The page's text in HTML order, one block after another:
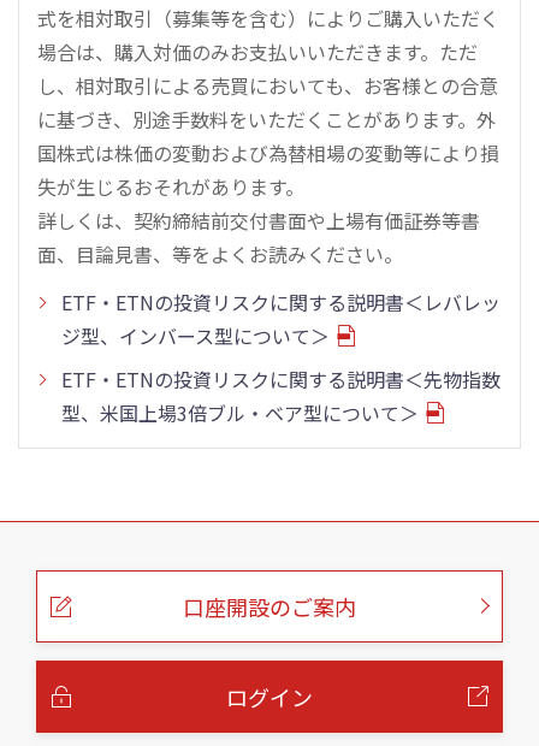
式を相対取引（募集等を含む）によりご購入いただく
場合は、購入対価のみお支払いいただきます。ただ
し、相対取引による売買においても、お客様との合意
に基づき、別途手数料をいただくことがあります。外
国株式は株価の変動および為替相場の変動等により損
失が生じるおそれがあります。
詳しくは、契約締結前交付書面や上場有価証券等書
面、目論見書、等をよくお読みください。
ETF・ETNの投資リスクに関する説明書＜レバレッ
ジ型、インバース型について＞
ETF・ETNの投資リスクに関する説明書＜先物指数
型、米国上場3倍ブル・ベア型について＞
こ
口座開設のご案内
ログイン